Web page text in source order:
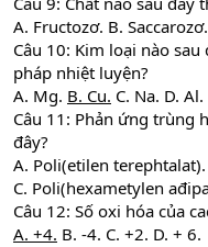
A. Fructozơ. B. Saccarozơ.
Câu 10: Kim loại nào
pháp nhiệt luyện?
A. Mg. B. Cu. C. Na. D. Al.
Câu 11: Phản ứng trùng
đây?
A. Poli(etilen
C. Poli(hexametylen
Câu 12: Số oxi hóa của
A. +4. B. -4. C. +2. D. + 6.